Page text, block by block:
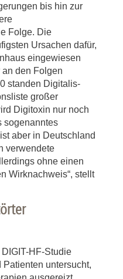
bis hin zur
Folge. Die
Ursachen dafür,
eingewiesen
den Folgen
standen Digitalis-
großer
Digitoxin nur noch
sogenanntes
aber in Deutschland
verwendete
ohne einen
Wirknachweis“, stellt
DIGIT-HF-Studie
untersucht,